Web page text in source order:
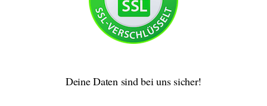
Deine Daten sind bei uns sicher!